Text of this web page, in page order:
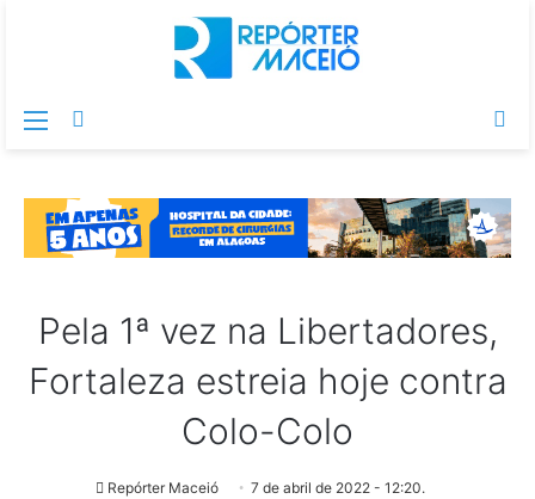
Menu
Pela 1ª vez na Libertadores,
Fortaleza estreia hoje contra
Colo-Colo
Repórter Maceió 7 de abril de 2022 - 12:20.